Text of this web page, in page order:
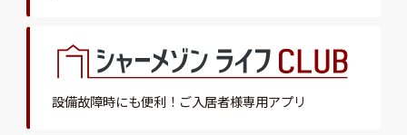
設備故障時にも便利！ ご入居者様専用アプリ